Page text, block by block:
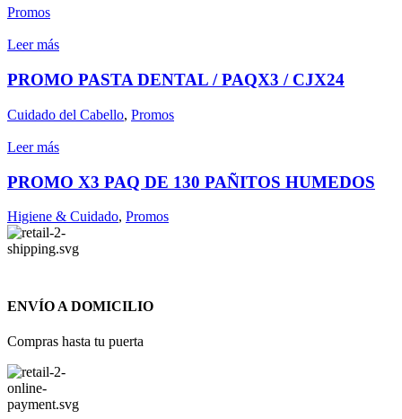
Promos
Leer más
PROMO PASTA DENTAL / PAQX3 / CJX24
Cuidado del Cabello, Promos
Leer más
PROMO X3 PAQ DE 130 PAÑITOS HUMEDOS
Higiene & Cuidado, Promos
ENVÍO A DOMICILIO
Compras hasta tu puerta